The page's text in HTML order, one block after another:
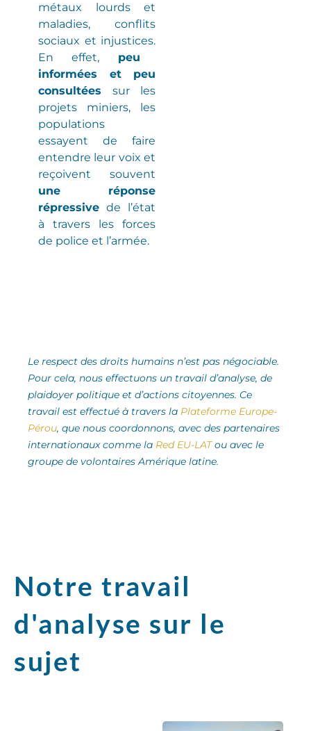
métaux lourds et
maladies, conflits
sociaux et injustices.
En effet, peu
informées et peu
consultées sur les
projets miniers, les
populations
essayent de faire
entendre leur voix et
reçoivent souvent
une réponse
répressive de l’état
à travers les forces
de police et l’armée.
Le respect des droits humains n’est pas négociable.
Pour cela, nous effectuons un travail d’analyse, de
plaidoyer politique et d’actions citoyennes. Ce
travail est effectué à travers la Plateforme Europe-
Pérou, que nous coordonnons, avec des partenaires
internationaux comme la Red EU-LATou avec le
groupe de volontaires Amérique latine.
Notre travail
d'analyse sur le
sujet